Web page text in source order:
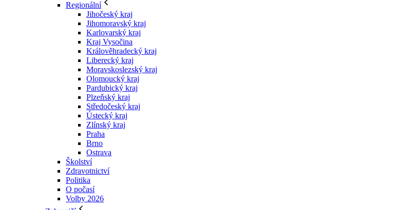
Regionální
Jihočeský kraj
Jihomoravský kraj
Karlovarský kraj
Kraj Vysočina
Králověhradecký kraj
Liberecký kraj
Moravskoslezský kraj
Olomoucký kraj
Pardubický kraj
Plzeňský kraj
Středočeský kraj
Ústecký kraj
Zlínský kraj
Praha
Brno
Ostrava
Školství
Zdravotnictví
Politika
O počasí
Volby 2026